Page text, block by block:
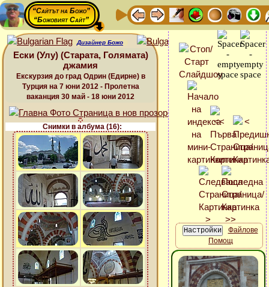
“Сайтът на Божо”
“Божовият Сайт”
Дизайнер Божо
Ески (Улу) (Старата, Голямата)
джамия
Екскурзия до град Одрин (Едирне) в
Турция на 7 юни 2012 - Пролетна
ваканция 30 май - 18 юни 2012
Снимки в албума (16):
Файлове
Помощ